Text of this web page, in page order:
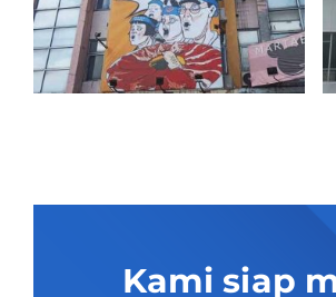
Kami siap